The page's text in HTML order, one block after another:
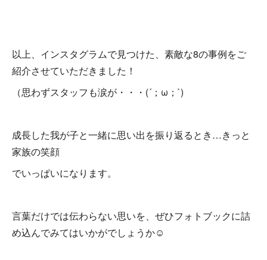
以上、インスタグラムで見つけた、素敵な8の事例をご
紹介させていただきました！
（思わずスタッフも涙が・・・(´；ω；`)
成長した我が子と一緒に思い出を振り返るとき…きっと
家族の笑顔
でいっぱいになります。
言葉だけでは伝わらない思いを、ぜひフォトブックに詰
め込んでみてはいかがでしょうか☺